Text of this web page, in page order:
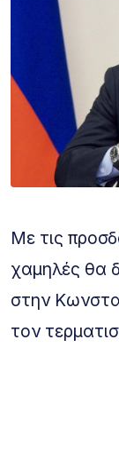
Με τις
χαμηλές θα
στην
τον